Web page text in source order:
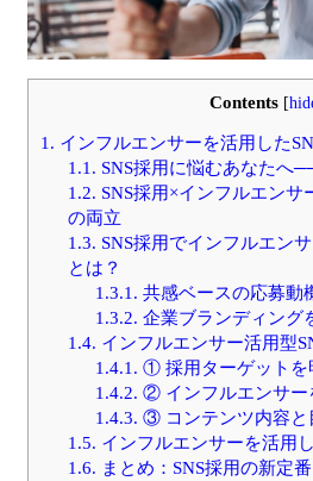
Contents [
1. インフルエンサーを活用した
1.1. SNS採用に悩むあなたへ
1.2. SNS採用×インフルエンサ
の両立
1.3. SNS採用でインフルエン
とは？
1.3.1. 共感ベースの応募動
1.3.2. 企業ブランディング
1.4. インフルエンサー活用型
1.4.1. ① 採用ターゲットを
1.4.2. ② インフルエンサー
1.4.3. ③ コンテンツ内容と
1.5. インフルエンサーを活用
1.6. まとめ：SNS採用の新定